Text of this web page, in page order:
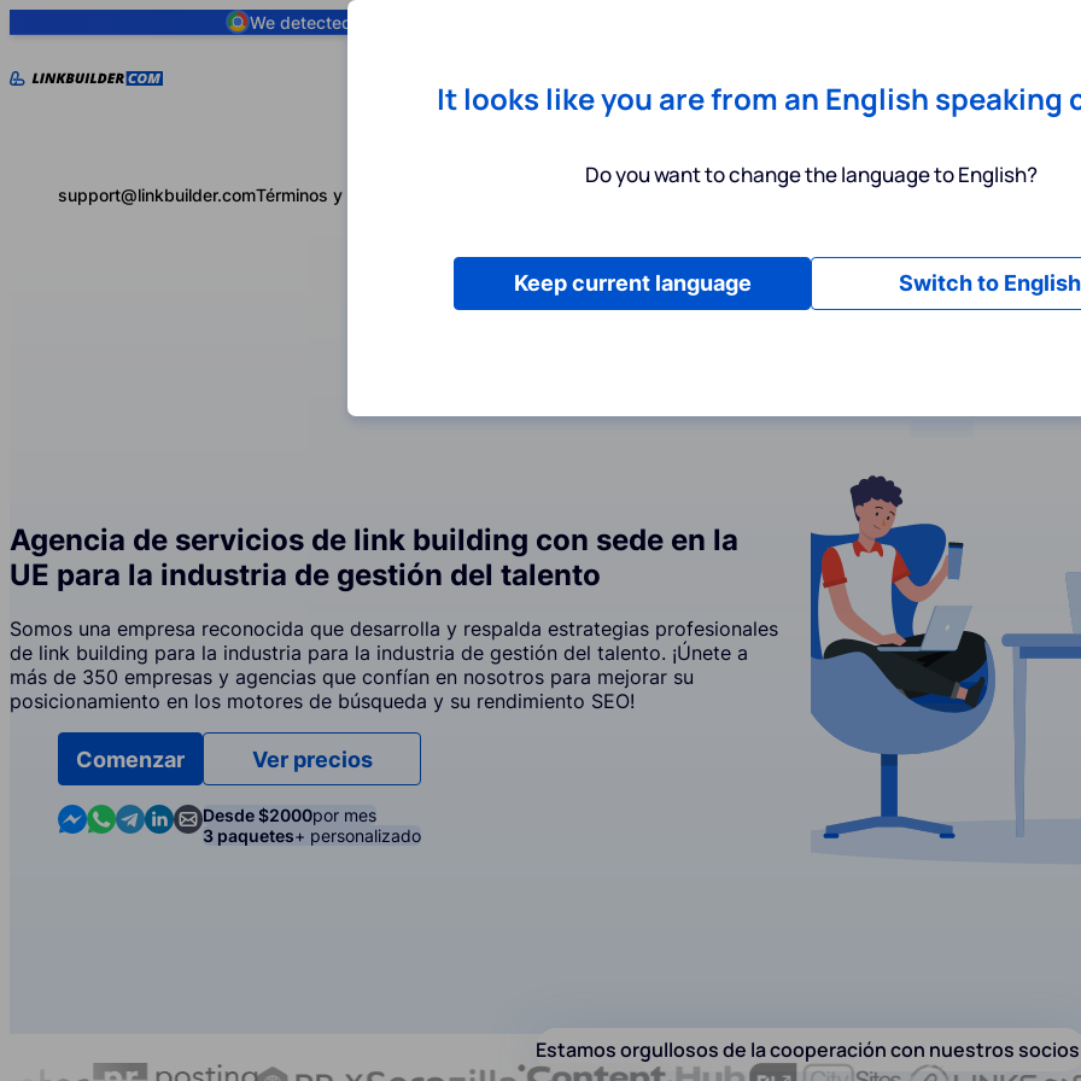
We detected you are using
support@linkbuilder.comTérminos y condiciones
Agencia de servicios de link building con sede en la
UE para la industria de gestión del talento
Somos una empresa reconocida que desarrolla y respalda estrategias profesionales
de link building para la industria para la industria de gestión del talento. ¡Únete a
más de 350 empresas y agencias que confían en nosotros para mejorar su
posicionamiento en los motores de búsqueda y su rendimiento SEO!
Comenzar
Contact us in Messenger
Contact us in WhatsApp
Contact us in Telegram
Contact us in Linkedin
Contact us by email
Ver precios
Desde $2000por mes
3 paquetes+ personalizado
Estamos orgullosos de la cooperación con nuestros
It looks like you are from an English speaking
Do you want to change the language to English?
Switch to English
Keep current language